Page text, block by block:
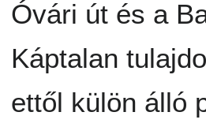
Óvári út és a
Káptalan
ettől külön álló